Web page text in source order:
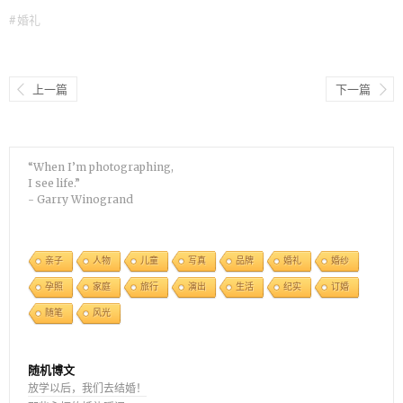
#婚礼
下一篇
上一篇
“When I’m photographing,
I see life.”
- Garry Winogrand
亲子 人物 儿童 写真 品牌 婚礼 婚纱
孕照 家庭 旅行 演出 生活 纪实 订婚
随笔 风光
随机博文
放学以后，我们去结婚！